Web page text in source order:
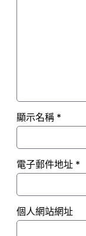
顯示名稱 *
電子郵件地址 *
個人網站網址